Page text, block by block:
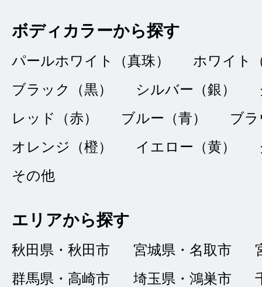
最初から最後まで
かりました。また
きたいです。
★★★★★
5点
総合評価
たーちゅーさん
販売店の評価
ボディカラーから探す
パールホワイト（真珠）
ホワイト
ブラック（黒）
シルバー（銀）
レッド（赤）
ブルー（青）
ブ
オレンジ（橙）
イエロー（黄）
その他
エリアから探す
秋田県・秋田市 宮城県・名取市
群馬県・高崎市
埼玉県・鴻巣市